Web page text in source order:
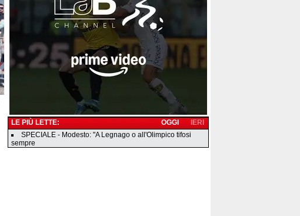
LE PIÙ LETTE: IERI
OGGI
SPECIALE - Modesto: "A Legnago o all'Olimpico tifosi
sempre